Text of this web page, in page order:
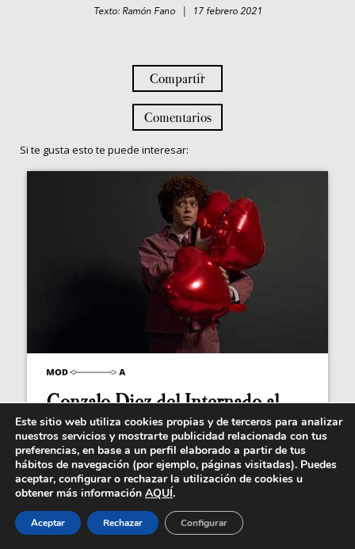
Texto: Ramón Fano | 17 febrero 2021
Compartir
Comentarios
Si te gusta esto te puede interesar:
Gonzalo Diez del Internado al
Segundo Imperio...
Seguro que que te habrás preguntado qué fue de
aquel joven actor pelirrojo que hacía de Julio...
Este sitio web utiliza cookies propias y de terceros para analizar
nuestros servicios y mostrarte publicidad relacionada con tus
preferencias, en base a un perfil elaborado a partir de tus
hábitos de navegación (por ejemplo, páginas visitadas). Puedes
aceptar, configurar o rechazar la utilización de cookies u
obtener más información AQUÍ.
Aceptar Rechazar Configurar